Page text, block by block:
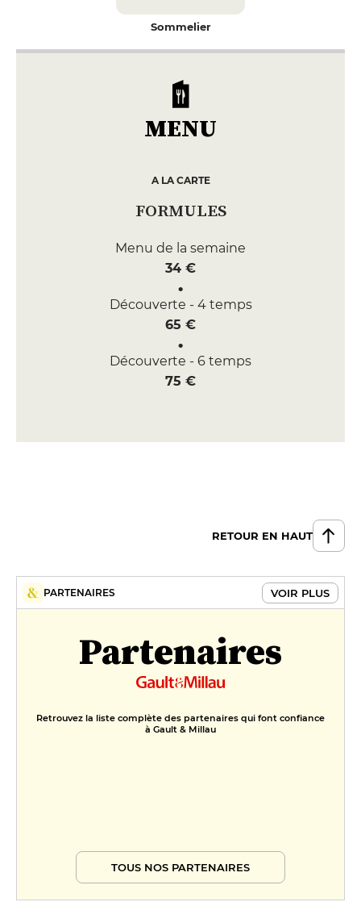
Sommelier
MENU
A LA CARTE
FORMULES
Menu de la semaine
34 €
Découverte - 4 temps
65 €
Découverte - 6 temps
75 €
RETOUR EN HAUT
PARTENAIRES VOIR PLUS
Partenaires
Retrouvez la liste complète des partenaires qui font confiance
à Gault & Millau
TOUS NOS PARTENAIRES